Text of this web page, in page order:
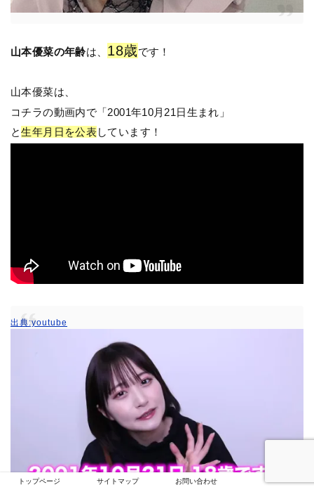
山本優菜の年齢は、 18歳です！
山本優菜は、
コチラの動画内で「2001年10月21日生まれ」
と生年月日を公表しています！
出典:youtube
トップページ サイトマップ お問い合わせ